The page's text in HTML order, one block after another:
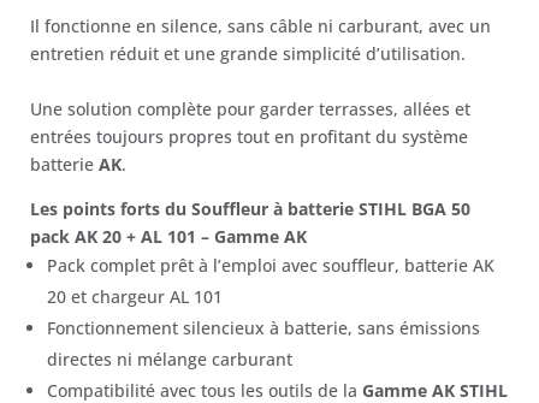
Il fonctionne en silence, sans câble ni carburant, avec un
entretien réduit et une grande simplicité d’utilisation.
Une solution complète pour garder terrasses, allées et
entrées toujours propres tout en profitant du système
batterie AK.
Les points forts du Souffleur à batterie STIHL BGA 50
pack AK 20 + AL 101 – Gamme AK
Pack complet prêt à l’emploi avec souffleur, batterie AK
20 et chargeur AL 101
Fonctionnement silencieux à batterie, sans émissions
directes ni mélange carburant
Compatibilité avec tous les outils de la Gamme AK STIHL